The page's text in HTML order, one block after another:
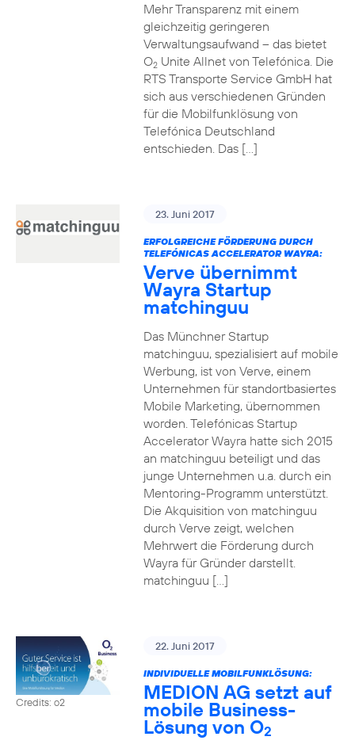
Mehr Transparenz mit einem
gleichzeitig geringeren
Verwaltungsaufwand – das bietet
O2Unite Allnet von Telefónica. Die
RTS Transporte Service GmbH hat
sich aus verschiedenen Gründen
für die Mobilfunklösung von
Telefónica Deutschland
entschieden. Das […]
23. Juni 2017
ERFOLGREICHE FÖRDERUNG DURCH
TELEFÓNICAS ACCELERATOR WAYRA:
Verve übernimmt
Wayra Startup
matchinguu
Das Münchner Startup
matchinguu, spezialisiert auf mobile
Werbung, ist von Verve, einem
Unternehmen für standortbasiertes
Mobile Marketing, übernommen
worden. Telefónicas Startup
Accelerator Wayra hatte sich 2015
an matchinguu beteiligt und das
junge Unternehmen u.a. durch ein
Mentoring-Programm unterstützt.
Die Akquisition von matchinguu
durch Verve zeigt, welchen
Mehrwert die Förderung durch
Wayra für Gründer darstellt.
matchinguu […]
Credits: o2
22. Juni 2017
INDIVIDUELLE MOBILFUNKLÖSUNG:
MEDION AG setzt auf
mobile Business-
Lösung von O2